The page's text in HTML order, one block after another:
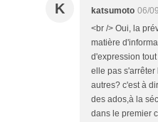
K katsumoto 06/
<br /> Oui, la
matière
d'expression
elle pas s'arrêter
autres? c'est à
des ados,à la
dans le premier